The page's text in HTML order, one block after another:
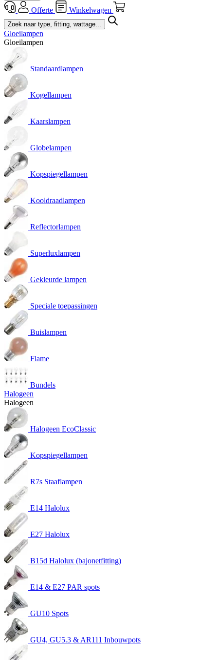
Offerte Winkelwagen
Gloeilampen
Gloeilampen
Standaardlampen
Kogellampen
Kaarslampen
Globelampen
Kopspiegellampen
Kooldraadlampen
Reflectorlampen
Superluxlampen
Gekleurde lampen
Speciale toepassingen
Buislampen
Flame
Bundels
Halogeen
Halogeen
Halogeen EcoClassic
Kopspiegellampen
R7s Staaflampen
E14 Halolux
E27 Halolux
B15d Halolux (bajonetfitting)
E14 & E27 PAR spots
GU10 Spots
GU4, GU5.3 & AR111 Inbouwpots